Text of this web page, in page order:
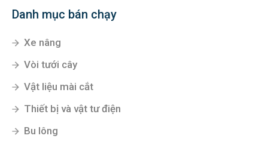
Danh mục bán chạy
Xe nâng
Vòi tưới cây
Vật liệu mài cắt
Thiết bị và vật tư điện
Bu lông